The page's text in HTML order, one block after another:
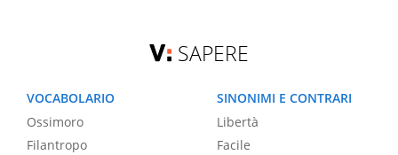
SAPERE
VOCABOLARIO
Ossimoro
Filantropo
SINONIMI E CONTRARI
Libertà
Facile